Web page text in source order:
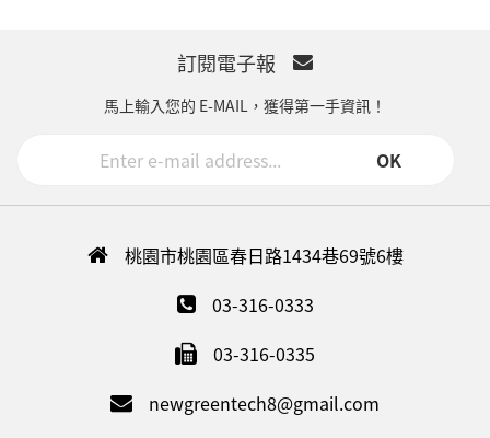
訂閱電子報
馬上輸入您的 E-MAIL，獲得第一手資訊！
OK
桃園市桃園區春日路1434巷69號6樓
03-316-0333
03-316-0335
newgreentech8@gmail.com